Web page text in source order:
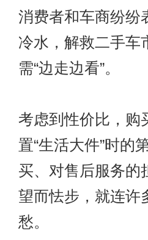
消费者和车商纷纷
冷水，解救二手车
需“边走边看”。
考虑到性价比，购
置“生活大件”时的
买、对售后服务的
望而怯步，就连许
愁。